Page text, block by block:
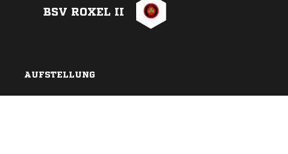
BSV ROXEL II
AUFSTELLUNG